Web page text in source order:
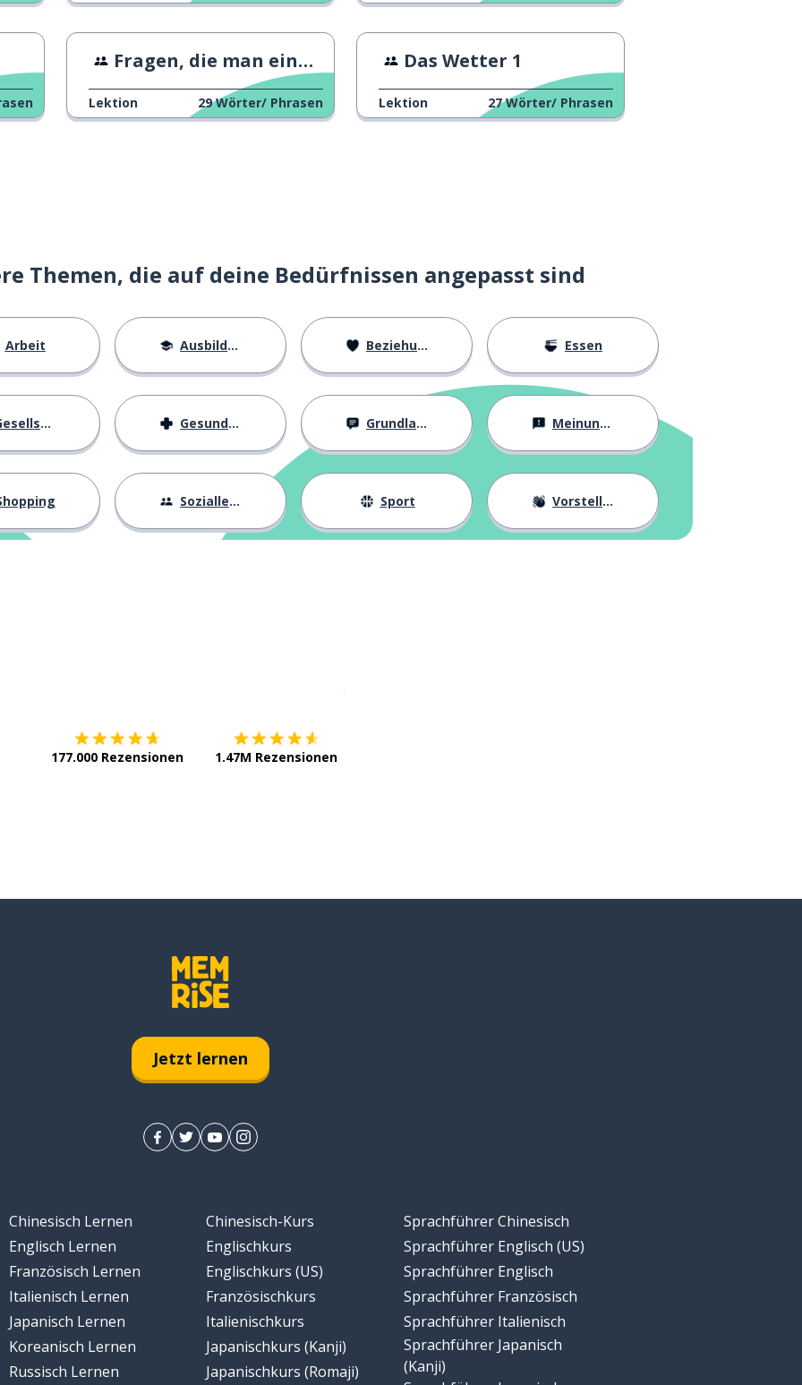
Fragen, die man einem Fremden stellen kann
Lektion 29 Wörter/ Phrasen
Das Wetter 1
Lektion 27 Wörter/ Phrasen
Themen, die auf deine Bedürfnissen angepasst sind
Arbeit Ausbildung Beziehungen Essen
Gesundheit Grundlagen Meinungen
Sozialleben Sport Vorstellung
177.000 Rezensionen 1.47M Rezensionen
Jetzt lernen
Chinesisch Lernen
Englisch Lernen
Französisch Lernen
Italienisch Lernen
Japanisch Lernen
Koreanisch Lernen
Russisch Lernen
Chinesisch-Kurs
Englischkurs
Englischkurs (US)
Französischkurs
Italienischkurs
Japanischkurs (Kanji)
Japanischkurs (Romaji)
Sprachführer Chinesisch
Sprachführer Englisch (US)
Sprachführer Englisch
Sprachführer Französisch
Sprachführer Italienisch
Sprachführer Japanisch
(Kanji)